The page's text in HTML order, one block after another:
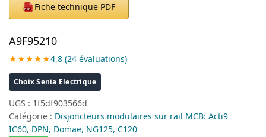
PDF Fiche technique PDF
A9F95210
★★★★★4,8 (24 évaluations)
Choix Senia Electrique
UGS : 1f5df903566d
Catégorie : Disjoncteurs modulaires sur rail MCB: Acti9
IC60, DPN, Domae, NG125, C120